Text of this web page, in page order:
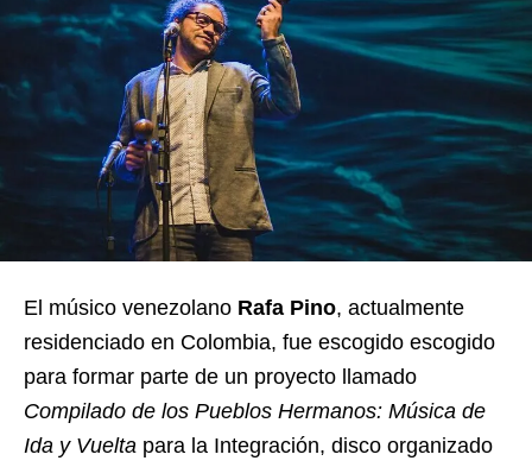
El músico venezolano Rafa Pino, actualmente
residenciado en Colombia, fue escogido escogido
para formar parte de un proyecto llamado
Compilado de los Pueblos Hermanos: Música de
Ida y Vuelta para la Integración, disco organizado